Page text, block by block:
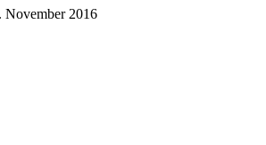
November 2016